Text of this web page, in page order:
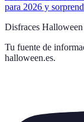
para 2026 y
Disfraces Halloween
Tu fuente de
halloween.es.